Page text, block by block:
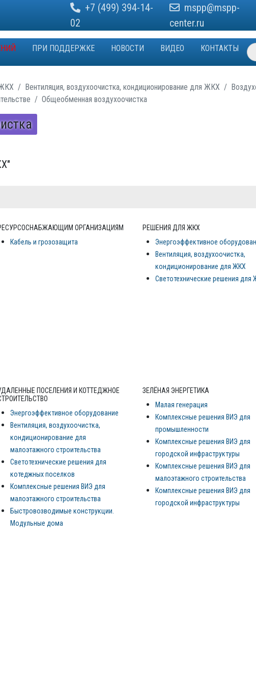
+7 (499) 394-14-
02
mspp@mspp-
center.ru
ПРИ ПОДДЕРЖКЕ НОВОСТИ ВИДЕО КОНТАКТЫ
Вентиляция, воздухоочистка, кондиционирование для ЖКХ
Общеобменная воздухоочистка
ОРГАНИЗАЦИЯМ
Кабель и грозозащита
РЕШЕНИЯ ДЛЯ ЖКХ
Энергоэффективное
Вентиляция, воздухоочистка,
кондиционирование для ЖКХ
Светотехнические решения для
ПОСЕЛЕНИЯ И КОТТЕДЖНОЕ
Энергоэффективное оборудование
Вентиляция, воздухоочистка,
кондиционирование для
малоэтажного строительства
Светотехнические решения для
котеджных поселков
Комплексные решения ВИЭ для
малоэтажного строительства
Быстровозводимые конструкции.
Модульные дома
ЗЕЛЁНАЯ ЭНЕРГЕТИКА
Малая генерация
Комплексные решения ВИЭ для
промышленности
Комплексные решения ВИЭ для
городской инфраструктуры
Комплексные решения ВИЭ для
малоэтажного строительства
Комплексные решения ВИЭ для
городской инфраструктуры